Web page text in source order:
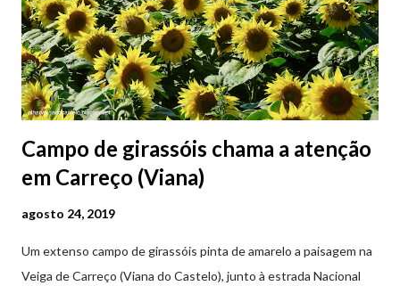
Campo de girassóis chama a atenção
em Carreço (Viana)
agosto 24, 2019
Um extenso campo de girassóis pinta de amarelo a paisagem na
Veiga de Carreço (Viana do Castelo), junto à estrada Nacional